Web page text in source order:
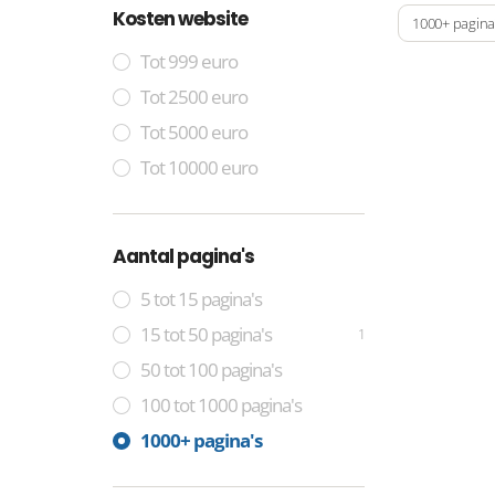
Kosten website
Tot 999 euro
Tot 2500 euro
Tot 5000 euro
Tot 10000 euro
Aantal pagina's
5 tot 15 pagina's
15 tot 50 pagina's
1
50 tot 100 pagina's
100 tot 1000 pagina's
1000+ pagina's
1000+